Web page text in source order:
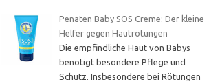
Penaten Baby SOS Creme: Der kleine
Helfer gegen Hautrötungen
Die empfindliche Haut von Babys
benötigt besondere Pflege und
Schutz. Insbesondere bei Rötungen